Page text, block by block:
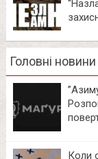
Головні новини
Коли